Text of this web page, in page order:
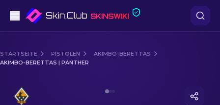
Mittelklasse
STARTSEITE PISTOLEN
AKIMBO-BERETTAS
AKIMBO-BERETTAS | PANTHER